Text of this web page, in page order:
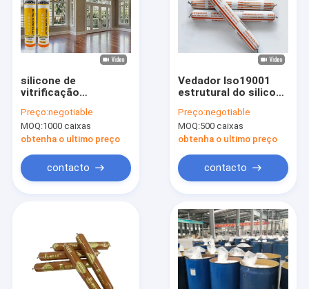
silicone de
vitrificação
do vedador do
silicone da
construção do tubo
Preço:negotiable
MOQ:1000 caixas
obtenha o ultimo preço
contacto
Vedador Iso19001
estrutural do silicone
Preço:negotiable
MOQ:500 caixas
obtenha o ultimo preço
contacto